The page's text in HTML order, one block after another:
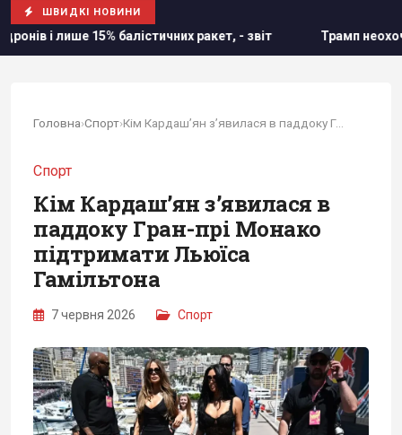
ШВИДКІ НОВИНИ
ракет, - звіт Трамп неохоче посилює тиск на РФ,
Головна›Спорт› Кім Кардаш’ян з’явилася в паддоку Гран-прі...
Спорт
Кім Кардаш’ян з’явилася в
паддоку Гран-прі Монако
підтримати Льюїса
Гамільтона
7 червня 2026 Спорт